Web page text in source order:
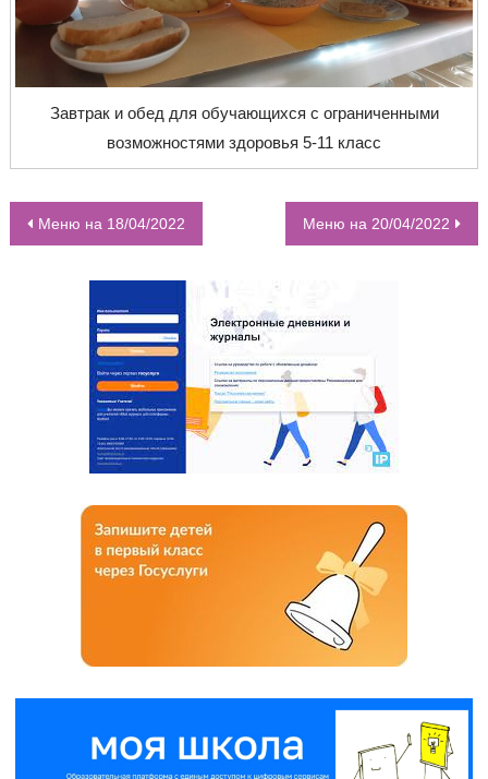
Завтрак и обед для обучающихся с ограниченными
возможностями здоровья 5-11 класс
НАВИГАЦИЯ ПО ЗАПИСЯМ
Меню на 18/04/2022 Меню на 20/04/2022